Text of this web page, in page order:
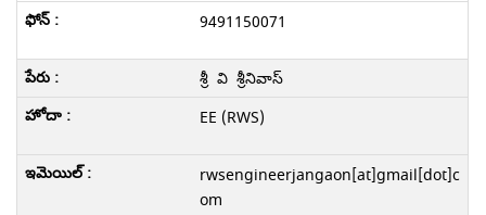
9491150071
శ్రీ వి శ్రీనివాస్
EE (RWS)
rwsengineerjangaon[at]gmail[dot]c
om